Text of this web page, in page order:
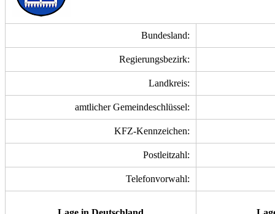
Bundesland:
Regierungsbezirk:
Landkreis:
amtlicher Gemeindeschlüssel:
KFZ-Kennzeichen:
Postleitzahl:
Telefonvorwahl: